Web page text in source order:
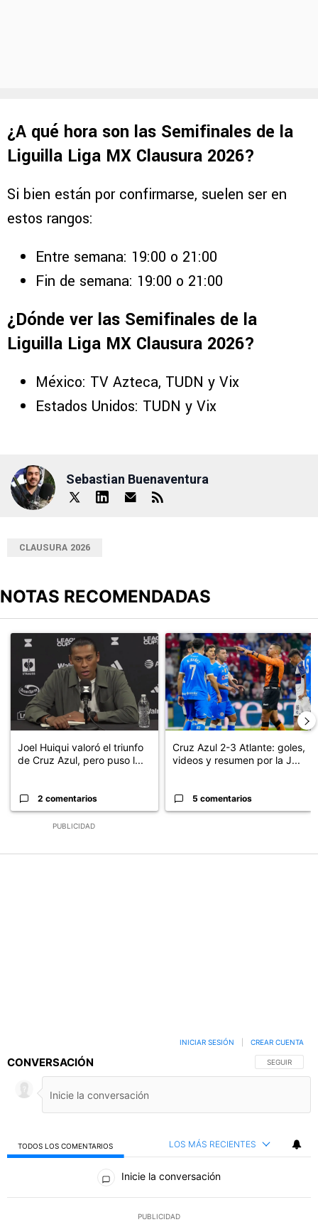
¿A qué hora son las Semifinales de la
Liguilla Liga MX Clausura 2026?
Si bien están por confirmarse, suelen ser en
estos rangos:
Entre semana: 19:00 o 21:00
Fin de semana: 19:00 o 21:00
¿Dónde ver las Semifinales de la
Liguilla Liga MX Clausura 2026?
México: TV Azteca, TUDN y Vix
Estados Unidos: TUDN y Vix
Sebastian Buenaventura
CLAUSURA 2026
NOTAS RECOMENDADAS
PUBLICIDAD
Un artículo de tendencia con el título "Joel Huiqui valoró el
Joel Huiqui valoró el triunfo
de Cruz Azul, pero puso l...
2 comentarios
Un artículo de tendencia con el
Cruz Azul 2-3 Atlante: goles,
videos y resumen por la J...
5 comentarios
CONVERSACIÓN SIGA ESTA
SEGUIR
INICIAR SESIÓN CREAR CUENTA
TODOS LOS COMENTARIOS LOS MÁS RECIENTES
Todos los comentarios
Inicie la conversación
PUBLICIDAD